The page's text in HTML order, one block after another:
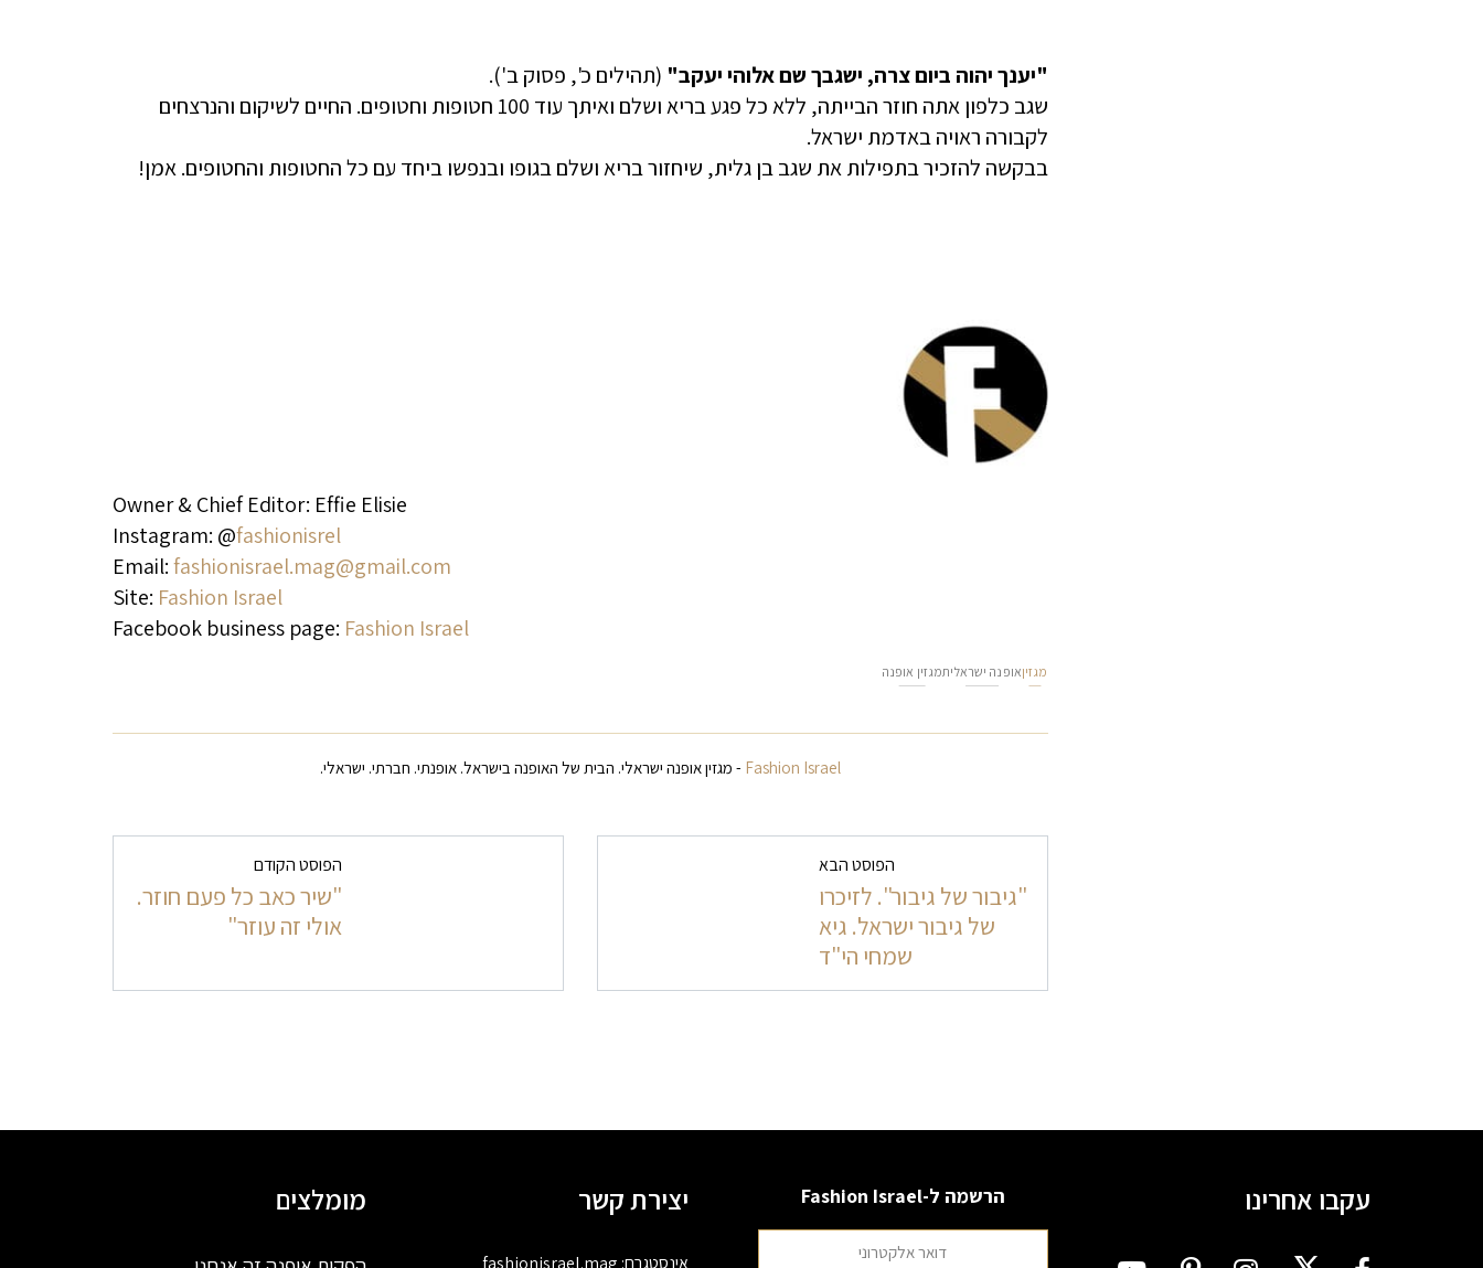
"יענך יהוה ביום צרה, ישגבך שם אלוהי יעקב" (תהילים כ', פסוק ב').
שגב כלפון אתה חוזר הבייתה, ללא כל פגע בריא ושלם ואיתך עוד 100 חטופות וחטופים. החיים לשיקום והנרצחים
לקבורה ראויה באדמת ישראל.
בבקשה להזכיר בתפילות את שגב בן גלית, שיחזור בריא ושלם בגופו ובנפשו ביחד עם כל החטופות והחטופים. אמן!
Owner & Chief Editor: Effie Elisie
Instagram: @fashionisrel
Email:fashionisrael.mag@gmail.com
Site: Fashion Israel
Facebook business page: Fashion Israel
מגזיןאופנה ישראליתמגזין אופנה
Fashion Israel - מגזין אופנה ישראלי. הבית של האופנה בישראל. אופנתי. חברתי. ישראלי.
ניווט בפרסומיםהפוסט הבא
"גיבור של גיבור". לזיכרו
של גיבור ישראל. גיא
שמחי הי"ד
הפוסט הקודם
"שיר כאב כל פעם חוזר.
אולי זה עוזר"
עקבו אחרינו הרשמה ל-Fashion Israel יצירת קשר
אינסטגרם: fashionisrael.mag
מומלצים